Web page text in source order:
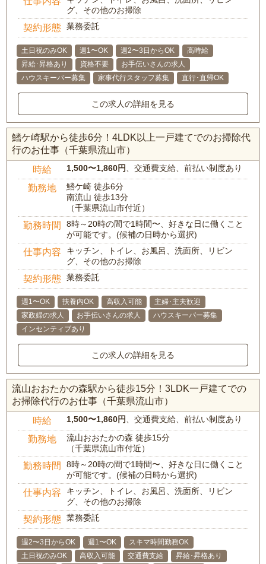
グ、その他のお掃除
契約形態 業務委託
土日祝のみOK 週1〜OK 週2〜3日からOK
高時給
昇給･昇格あり
資格不要
お手伝いさんの求人
ハウスキーパー募集
家事代行スタッフ募集 直行･直帰OK
この求人の詳細を見る
鰭ケ崎駅から徒歩6分！4LDK以上一戸建てでのお掃除代
行のお仕事（千葉県流山市）
時給 1,500〜1,860円 、交通費支給、前払い制度あり
勤務地
鰭ケ崎 徒歩6分
南流山 徒歩13分
（千葉県流山市付近）
勤務時間
8時～20時の間で1時間〜、好きな日に働くこと
が可能です。(候補の日時から選択)
仕事内容
キッチン、トイレ、お風呂、洗面所、リビン
グ、その他のお掃除
契約形態 業務委託
週1〜OK 扶養内OK 高収入可能
主婦･主夫歓迎
家政婦の求人
お手伝いさんの求人
ハウスキーパー募集
インセンティブあり
この求人の詳細を見る
流山おおたかの森駅から徒歩15分！3LDK一戸建てでの
お掃除代行のお仕事（千葉県流山市）
時給 1,500〜1,860円 、交通費支給、前払い制度あり
勤務地
流山おおたかの森 徒歩15分
（千葉県流山市付近）
勤務時間
8時～20時の間で1時間〜、好きな日に働くこと
が可能です。(候補の日時から選択)
仕事内容
キッチン、トイレ、お風呂、洗面所、リビン
グ、その他のお掃除
契約形態 業務委託
週2〜3日からOK 週1〜OK
スキマ時間勤務OK
土日祝のみOK
高収入可能 交通費支給 昇給･昇格あり